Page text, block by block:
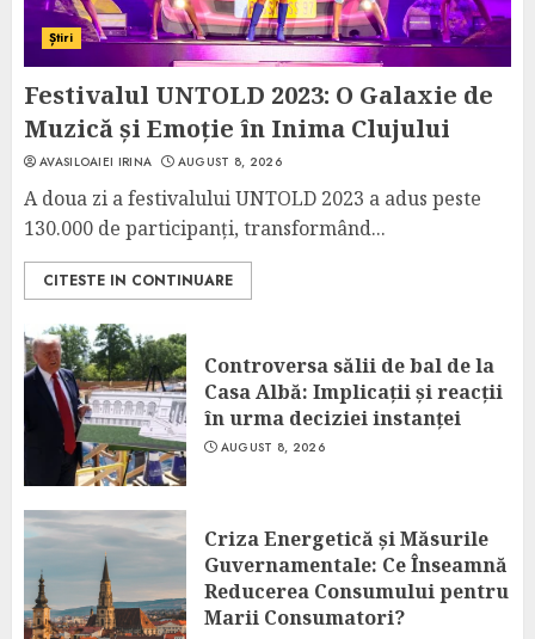
Știri
Festivalul UNTOLD 2023: O Galaxie de
Muzică și Emoție în Inima Clujului
AVASILOAIEI IRINA AUGUST 8, 2026
A doua zi a festivalului UNTOLD 2023 a adus peste
130.000 de participanți, transformând...
CITESTE IN CONTINUARE
Controversa sălii de bal de la
Casa Albă: Implicații și reacții
în urma deciziei instanței
AUGUST 8, 2026
Criza Energetică și Măsurile
Guvernamentale: Ce Înseamnă
Reducerea Consumului pentru
Marii Consumatori?